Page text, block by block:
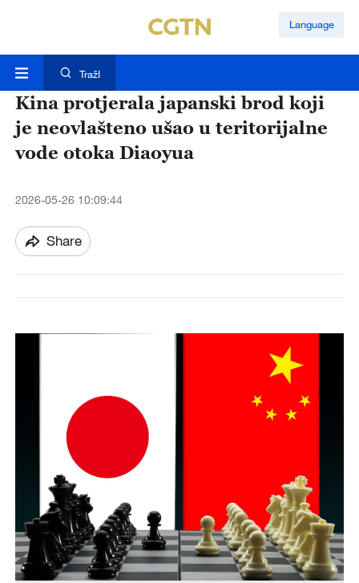
Language
TražI
Kina protjerala japanski brod koji
je neovlašteno ušao u teritorijalne
vode otoka Diaoyua
2026-05-26 10:09:44
Share